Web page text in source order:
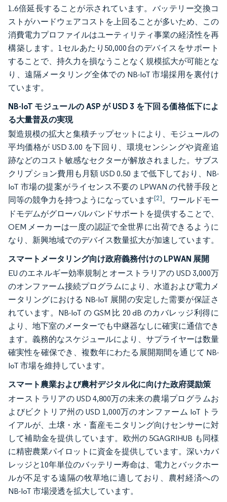
1.6倍延長することが示されています。バッテリー交換コ
ストがハードウェアコストを上回ることが多いため、この
消費電力プロファイルはユーティリティ事業の経済性を再
構築します。1セルあたり50,000台のデバイスをサポート
することで、持久力を損なうことなく規模拡大が可能とな
り、遠隔メータリング全体での NB-IoT 市場採用を裏付け
ています。
NB-IoT モジュールの ASP が USD 3 を下回る価格低下によ
る大量普及の実現
製造規模の拡大と集積チップセットにより、モジュールの
平均価格が USD 3.00 を下回り、環境センシングや資産追
跡などのコスト敏感なセクターが解放されました。サブス
クリプション費用も月額 USD 0.50 まで低下しており、NB-
IoT 市場の提案がライセンス不要の LPWAN の代替手段と
同等の競争力を持つようになっています[2]。ワールドモー
ドモデムがグローバルバンドサポートを提供することで、
OEM メーカーは一度の認証で全世界に出荷できるように
なり、新興地域でのデバイス数量拡大が加速しています。
スマートメータリング向け政府義務付けの LPWAN 展開
EU のエネルギー効率規制とオーストラリアの USD 3,000万
のオンファーム接続プログラムにより、水道および電力メ
ータリングにおける NB-IoT 展開の安定した需要が保証さ
れています。NB-IoT の GSM 比 20 dB のカバレッジ利得に
より、地下室のメーターでも中継器なしに確実に通信でき
ます。義務的なスケジュールにより、サプライヤーは数量
確実性を確保でき、複数年にわたる展開期間を通じて NB-
IoT 市場を維持しています。
スマート農業および農村デジタル化に向けた政府奨励策
オーストラリアの USD 4,800万の未来の農場プログラムお
よびビクトリア州の USD 1,000万のオンファーム IoT トラ
イアルが、土壌・水・畜産モニタリング向けセンサーに対
して補助金を提供しています。欧州の 5GAGRIHUB も同様
に精密農業パイロットに資金を提供しています。深いカバ
レッジと10年単位のバッテリー寿命は、電力とバックホー
ルが不足する遠隔の牧草地に適しており、農村経済への
NB-IoT 市場浸透を拡大しています。